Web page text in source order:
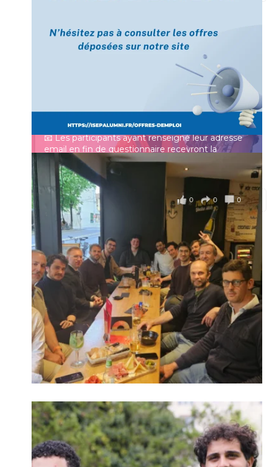
Charger plus Suivre sur Instagram
[Enquête IESF 2026] Top départ 🚀
👩‍🎓 Ingénieurs diplômés, vous avez jusqu’au 31
mai pour participer et faire entendre votre voix !
Depuis plus de 60 ans, cette enquête vise à établir
un panorama complet de la situation socio-
professionnelle des ingénieurs et scientifiques
français.
📧 Les participants ayant renseigné leur adresse
email en fin de questionnaire recevront la
synthèse des résultats...Voir plus
il y a 4 mois
0 0 0
Voir sur Facebook
Prénom
Mot de passe
Se souvenir de moi
Connexion
Identifiant oublié ?
Mot de passe
oublié ?